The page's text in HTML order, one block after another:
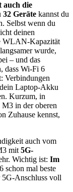
auch die
32 Geräte kannst du
Selbst wenn du
deinen
WLAN-Kapazität
wurde,
– und das
dass Wi-Fi 6
Verbindungen
Laptop-Akku
Kurzum, in
in der oberen
Zuhause kennst,
auch vom
mit 5G-
Wichtig ist: Im
schon mal beste
5G-Anschluss voll